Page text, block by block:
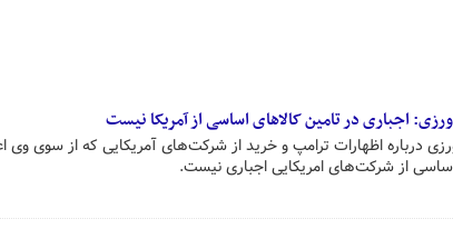
اجباری در تامین کالاهای اساسی از آمریکا نیست
درباره اظهارات ترامپ و خرید از شرکت‌های آمریکایی که از سوی وی
از شرکت‌های امریکایی اجباری نیست.